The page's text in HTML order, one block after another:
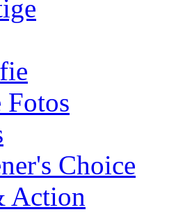
Fotos
Choice
Action